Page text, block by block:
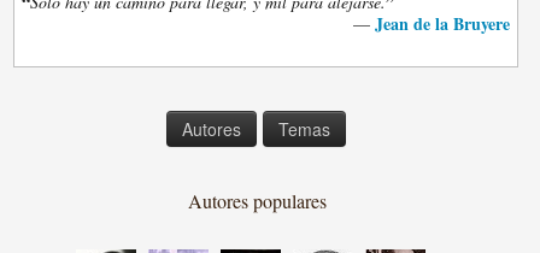
— Jean de la Bruyere
Autores Temas
Autores populares